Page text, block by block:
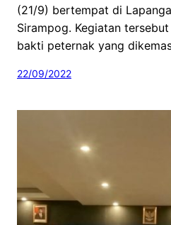
(21/9) bertempat di
Sirampog. Kegiatan
bakti peternak yang
22/09/2022